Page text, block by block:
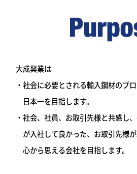
大成興業は
社会に必要とされる輸入鋼材のプロ
日本一を目指します。
社会、社員、お取引先様と共感し
が入社して良かった、 お取引先様
心から思える会社を目指します。